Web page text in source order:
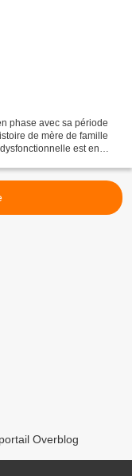
phase avec sa période
de mère de famille
est en
Overblog